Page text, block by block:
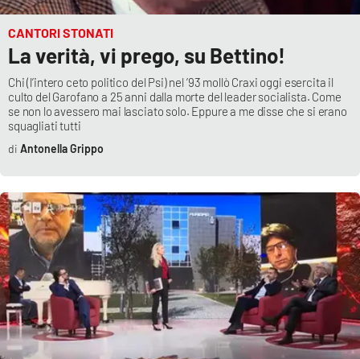
CANTORI STONATI
La verità, vi prego, su Bettino!
Chi (l’intero ceto politico del Psi) nel ’93 mollò Craxi oggi esercita il
culto del Garofano a 25 anni dalla morte del leader socialista. Come
se non lo avessero mai lasciato solo. Eppure a me disse che si erano
squagliati tutti
Antonella Grippo